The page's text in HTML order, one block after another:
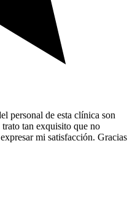
personal de esta clínica son
tan exquisito que no
mi satisfacción. Gracias